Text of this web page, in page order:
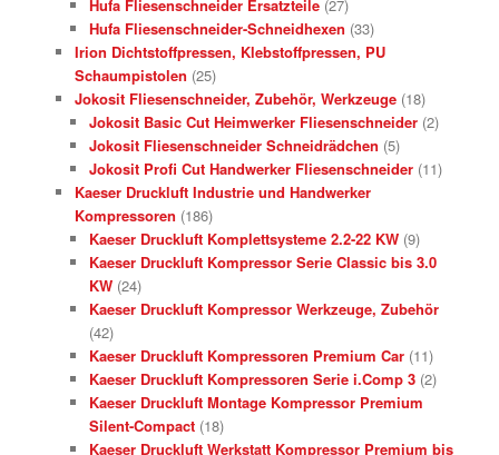
Hufa Fliesenschneider Ersatzteile (27)
Hufa Fliesenschneider-Schneidhexen (33)
Irion Dichtstoffpressen, Klebstoffpressen, PU
Schaumpistolen (25)
Jokosit Fliesenschneider, Zubehör, Werkzeuge (18)
Jokosit Basic Cut Heimwerker Fliesenschneider (2)
Jokosit Fliesenschneider Schneidrädchen (5)
Jokosit Profi Cut Handwerker Fliesenschneider (11)
Kaeser Druckluft Industrie und Handwerker
Kompressoren (186)
Kaeser Druckluft Komplettsysteme 2.2-22 KW (9)
Kaeser Druckluft Kompressor Serie Classic bis 3.0
KW (24)
Kaeser Druckluft Kompressor Werkzeuge, Zubehör
(42)
Kaeser Druckluft Kompressoren Premium Car (11)
Kaeser Druckluft Kompressoren Serie i.Comp 3 (2)
Kaeser Druckluft Montage Kompressor Premium
Silent-Compact (18)
Kaeser Druckluft Werkstatt Kompressor Premium bis